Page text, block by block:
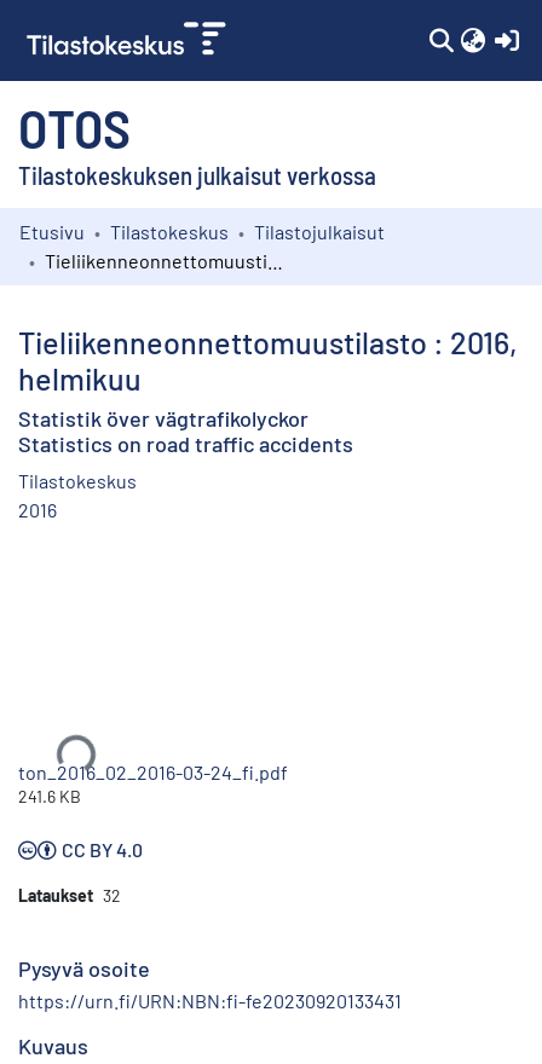
OTOS
Tilastokeskuksen julkaisut verkossa
Kokoelmat
Etusivu Tilastokeskus
Tilastojulkaisut
Tieliikenneonnettomuustilasto : 2016,
helmikuu
Statistik över vägtrafikolyckor
Statistics on road traffic accidents
Tilastokeskus
2016
Ladataan...
ton_2016_02_2016-03-24_fi.pdf
241.6 KB
CC BY 4.0
Lataukset 32
Pysyvä osoite
https://urn.fi/URN:NBN:fi-fe20230920133431
Kuvaus